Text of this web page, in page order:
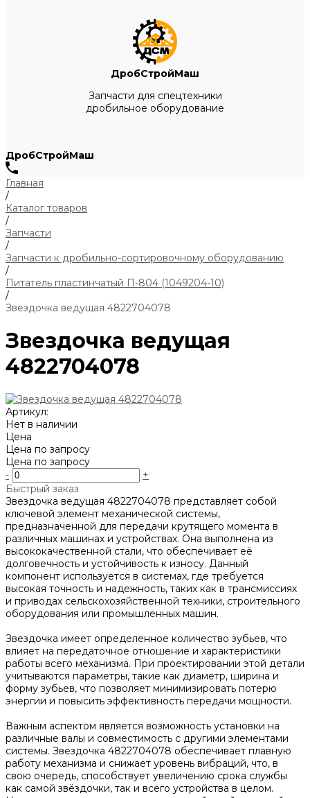
ДробСтройМаш
Запчасти для спецтехники
дробильное оборудование
ДробСтройМаш
Главная
/
Каталог товаров
/
Запчасти
/
Запчасти к дробильно-сортировочному оборудованию
/
Питатель пластинчатый П-804 (1049204-10)
/
Звездочка ведущая 4822704078
Звездочка ведущая
4822704078
Артикул:
Нет в наличии
Цена
Цена по запросу
Цена по запросу
-
+
Быстрый заказ
Звездочка ведущая 4822704078 представляет собой
ключевой элемент механической системы,
предназначенной для передачи крутящего момента в
различных машинах и устройствах. Она выполнена из
высококачественной стали, что обеспечивает её
долговечность и устойчивость к износу. Данный
компонент используется в системах, где требуется
высокая точность и надежность, таких как в трансмиссиях
и приводах сельскохозяйственной техники, строительного
оборудования или промышленных машин.
Звездочка имеет определенное количество зубьев, что
влияет на передаточное отношение и характеристики
работы всего механизма. При проектировании этой детали
учитываются параметры, такие как диаметр, ширина и
форму зубьев, что позволяет минимизировать потерю
энергии и повысить эффективность передачи мощности.
Важным аспектом является возможность установки на
различные валы и совместимость с другими элементами
системы. Звездочка 4822704078 обеспечивает плавную
работу механизма и снижает уровень вибраций, что, в
свою очередь, способствует увеличению срока службы
как самой звёздочки, так и всего устройства в целом.